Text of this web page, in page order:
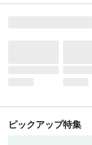
ピックアップ特集